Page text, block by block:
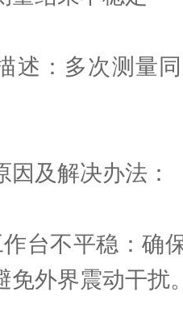
：多次测量同
及解决办法：
不平稳：确保
免外界震动干扰